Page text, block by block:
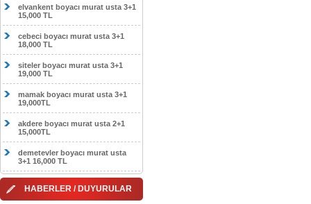
elvankent boyacı murat usta 3+1
15,000 TL
cebeci boyacı murat usta 3+1
18,000 TL
siteler boyacı murat usta 3+1
19,000 TL
mamak boyacı murat usta 3+1
19,000TL
akdere boyacı murat usta 2+1
15,000TL
demetevler boyacı murat usta
3+1 16,000 TL
HABERLER / DUYURULAR